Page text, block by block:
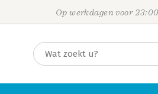
Op werkdagen voor